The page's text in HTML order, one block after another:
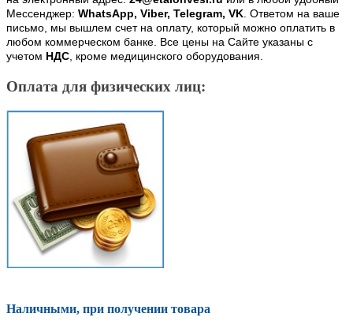
Мессенджер: WhatsApp, Viber, Telegram, VK. Ответом на ваше
письмо, мы вышлем счет на оплату, который можно оплатить в
любом коммерческом банке. Все цены на Сайте указаны с
учетом НДС, кроме медицинского оборудования.
Оплата для физических лиц:
Наличными, при получении товара